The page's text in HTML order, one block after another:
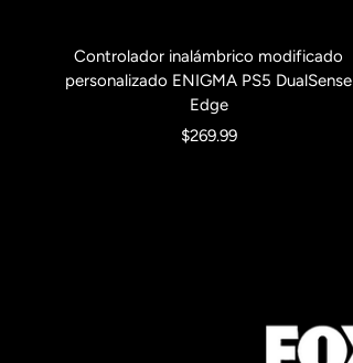
Controlador inalámbrico modificado
personalizado ENIGMA PS5 DualSense
Edge
Precio
$269.99